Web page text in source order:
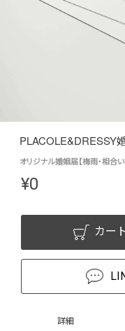
PLACOLE&DRESSY
オリジナル婚姻届【梅雨・相合
¥0
カー
詳細